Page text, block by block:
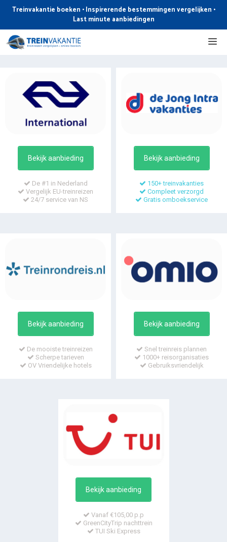
de
inhoud
Treinvakantie boeken • Inspirerende bestemmingen vergelijken •
Last minute aanbiedingen
Bekijk aanbieding
De #1 in Nederland
Vergelijk EU-treinreizen
24/7 service van NS
Bekijk aanbieding
150+ treinvakanties
Compleet verzorgd
Gratis omboekservice
Bekijk aanbieding
De mooiste treinreizen
Scherpe tarieven
OV Vriendelijke hotels
Bekijk aanbieding
Snel treinreis plannen
1000+ reisorganisaties
Gebruiksvriendelijk
Bekijk aanbieding
Vanaf €105,00 p.p
GreenCityTrip nachttrein
TUI Ski Express